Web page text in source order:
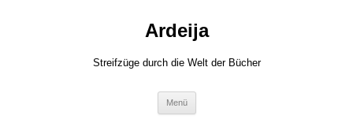
Ardeija
Streifzüge durch die Welt der Bücher
Menü